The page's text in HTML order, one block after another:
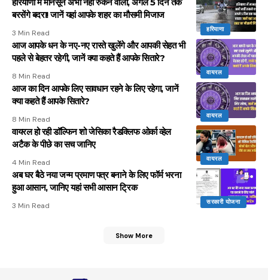
हरियाणा
बरसेंगे बदरा! जानें यहां आपके शहर का मौसमी मिजाज
3 Min Read
वायरल
आज आपके धन के नए-नए रास्ते खुलेंगे और आपकी सेहत भी
पहले से बेहतर रहेगी, जानें क्या कहते हैं आपके सितारे?
8 Min Read
वायरल
आज का दिन आपके लिए सावधान रहने के लिए रहेगा, जानें
क्या कहते हैं आपके सितारे?
8 Min Read
वायरल
वायरल हो रही डॉल्फिन शो जेसिका रैडक्लिफ ओर्का व्हेल
अटैक के पीछे का सच जानिए
4 Min Read
सरकारी योजना
अब घर बैठे नया जन्म प्रमाण पत्र बनाने के लिए फॉर्म भरना
हुआ आसान, जानिए यहां सभी आसान ट्रिक
3 Min Read
Show More